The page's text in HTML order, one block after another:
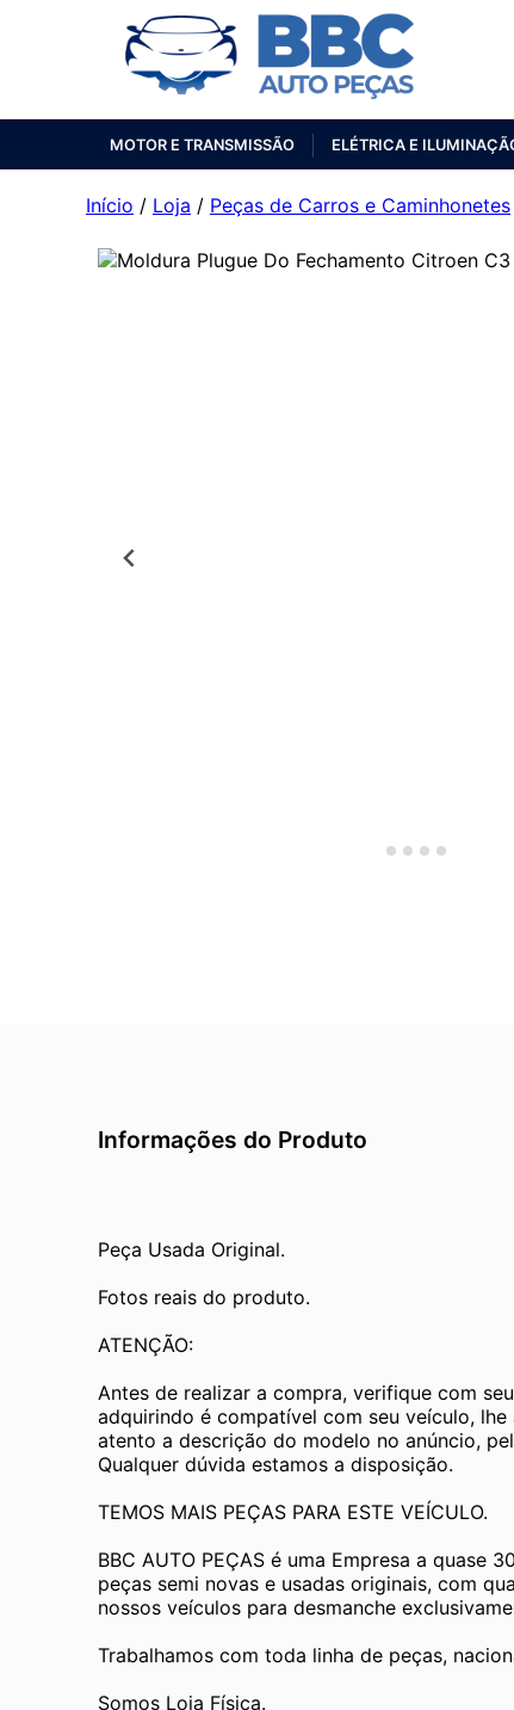
MOTOR E TRANSMISSÃO ELÉTRICA E
Início / Loja / Peças de Carros e Caminhonetes
Informações do Produto
Peça Usada Original.
Fotos reais do produto.
ATENÇÃO:
Antes de realizar a compra, verifique com
adquirindo é compatível com seu veículo,
atento a descrição do modelo no anúncio,
Qualquer dúvida estamos a disposição.
TEMOS MAIS PEÇAS PARA ESTE VEÍCULO.
BBC AUTO PEÇAS é uma Empresa a quase
peças semi novas e usadas originais, com
nossos veículos para desmanche
Trabalhamos com toda linha de peças,
Somos Loja Física.